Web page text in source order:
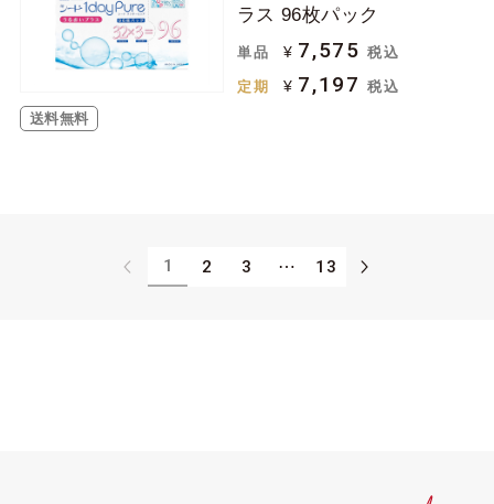
送料無料
ラス 96枚パック
単品 ¥ 7,575 税込
定期 ¥ 7,197 税込
1 2 3 ⋯ 13